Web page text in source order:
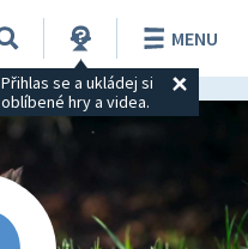
Přihlas se a ukládej si
oblíbené hry a videa.
MENU